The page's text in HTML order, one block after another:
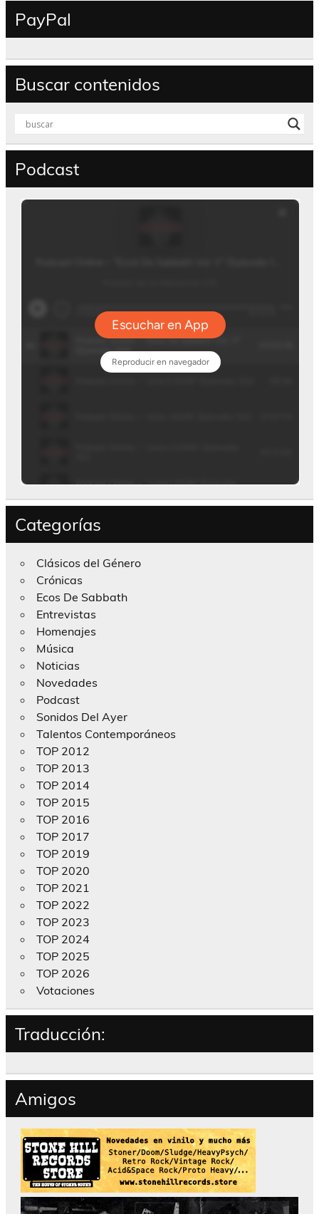
PayPal
Buscar contenidos
Podcast
Categorías
Clásicos del Género
Crónicas
Ecos De Sabbath
Entrevistas
Homenajes
Música
Noticias
Novedades
Podcast
Sonidos Del Ayer
Talentos Contemporáneos
TOP 2012
TOP 2013
TOP 2014
TOP 2015
TOP 2016
TOP 2017
TOP 2019
TOP 2020
TOP 2021
TOP 2022
TOP 2023
TOP 2024
TOP 2025
TOP 2026
Votaciones
Traducción:
Amigos